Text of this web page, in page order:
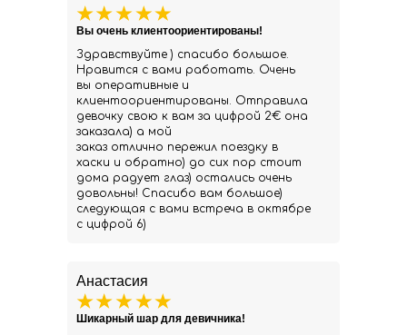
Здравствуйте ) спасибо большое.
Нравится с вами работать. Очень
вы оперативные и
клиентоориентированы. Отправила
девочку свою к вам за цифрой 2€ она
заказала) а мой
заказ отлично пережил поездку в
хаски и обратно) до сих пор стоит
дома радует глаз) остались очень
довольны! Спасибо вам большое)
следующая с вами встреча в октябре
с цифрой 6)
Вы очень клиентоориентированы!
Анастасия
Шикарный шар для девичника!